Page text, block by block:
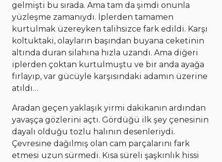
gelmişti bu sırada. Ama tam da şimdi onunla
yüzleşme zamanıydı. İplerden tamamen
kurtulmak üzereyken talihsizce fark edildi. Karşı
koltuktaki, olayların başından buyana ceketinin
altında duran silahına hızla uzandı. Ama diğeri
iplerden çoktan kurtulmuştu ve bir anda ayağa
fırlayıp, var gücüyle karşısındaki adamın üzerine
atıldı…
Aradan geçen yaklaşık yirmi dakikanın ardından
yavaşça gözlerini açtı. Gördüğü ilk şey çenesinin
dayalı olduğu tozlu halının desenleriydi.
Çevresine dağılmış olan cam parçalarını fark
etmesi uzun sürmedi. Kısa süreli şaşkınlık hissi